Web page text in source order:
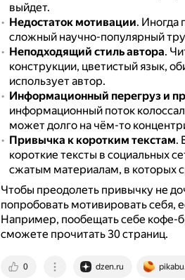
выйдет.
Недостаток мотивации. Иногда
сложный научно-популярный
Неподходящий стиль автора.
конструкции, цветистый язык,
использует автор.
Информационный перегруз и
информационный поток
может долго на чём-то
Привычка к коротким текстам.
короткие тексты в социальных
сжатым материалам, в которых
Чтобы преодолеть привычку не
попробовать мотивировать себя,
Например, пообещать себе кофе-
сможете прочитать 30 страниц.
0 dzen.ru